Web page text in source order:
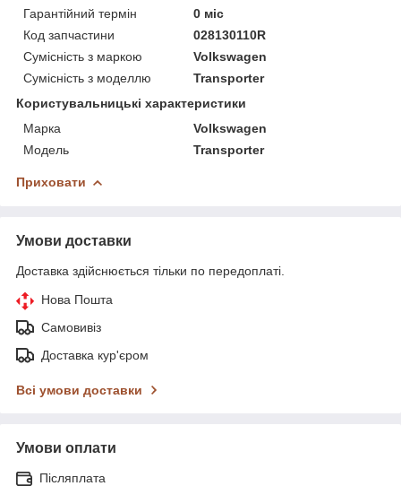
Гарантійний термін
0 міс
Код запчастини
028130110R
Сумісність з маркою
Volkswagen
Сумісність з моделлю
Transporter
Користувальницькі характеристики
Марка
Volkswagen
Модель
Transporter
Приховати
Умови доставки
Доставка здійснюється тільки по передоплаті.
Нова Пошта
Самовивіз
Доставка кур'єром
Всі умови доставки
Умови оплати
Післяплата